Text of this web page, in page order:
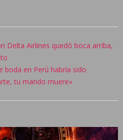
Delta Airlines quedó boca arriba,
boda en Perú habría sido
tu marido muere»